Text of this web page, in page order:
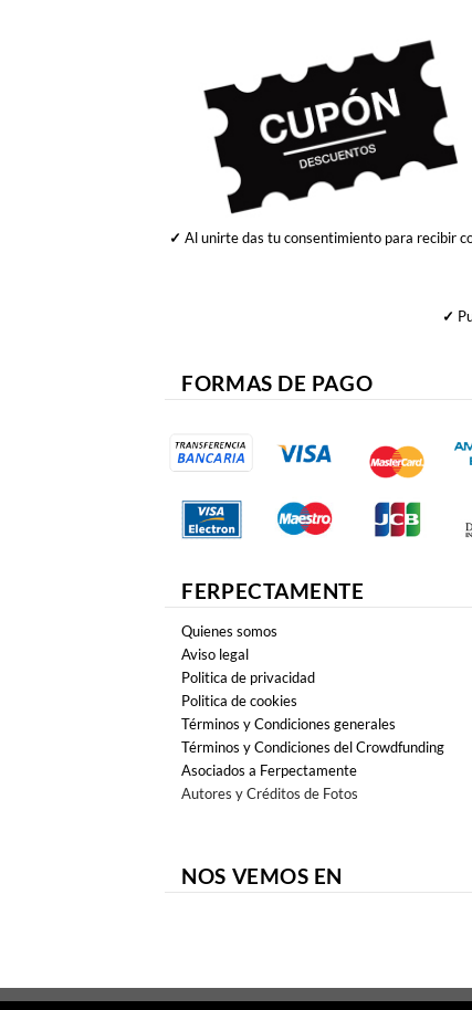
✓ Al unirte das tu consentimiento para recibir
✓
FORMAS DE PAGO
FERPECTAMENTE
Quienes somos
Aviso legal
Politica de privacidad
Politica de cookies
Términos y Condiciones generales
Términos y Condiciones del Crowdfunding
Asociados a Ferpectamente
Autores y Créditos de Fotos
NOS VEMOS EN